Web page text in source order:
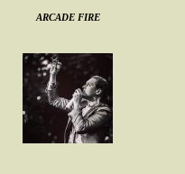
ARCADE FIRE